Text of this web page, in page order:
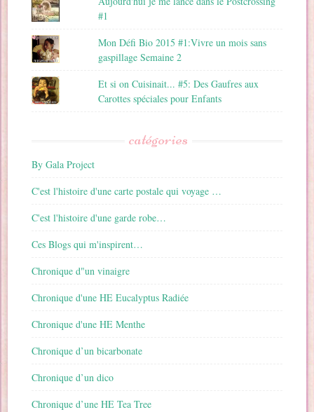
#1
Mon Défi Bio 2015 #1:Vivre un mois sans
gaspillage Semaine 2
Et si on Cuisinait... #5: Des Gaufres aux
Carottes spéciales pour Enfants
catégories
By Gala Project
C'est l'histoire d'une carte postale qui voyage …
C'est l'histoire d'une garde robe…
Ces Blogs qui m'inspirent…
Chronique d"un vinaigre
Chronique d'une HE Eucalyptus Radiée
Chronique d'une HE Menthe
Chronique d’un bicarbonate
Chronique d’un dico
Chronique d’une HE Tea Tree